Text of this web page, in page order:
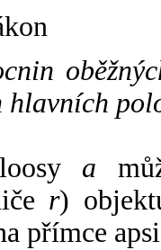
a
r)
přímce